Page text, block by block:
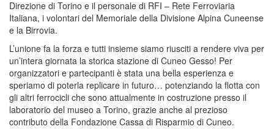
Direzione di Torino e il personale di RFI – Rete Ferroviaria
Italiana, i volontari del Memoriale della Divisione Alpina Cuneense
e la Birrovia.
L’unione fa la forza e tutti insieme siamo riusciti a rendere viva per
un’intera giornata la storica stazione di Cuneo Gesso! Per
organizzatori e partecipanti è stata una bella esperienza e
speriamo di poterla replicare in futuro… potenziando la flotta con
gli altri ferrocicli che sono attualmente in costruzione presso il
laboratorio del museo a Torino, grazie anche al prezioso
contributo della Fondazione Cassa di Risparmio di Cuneo.